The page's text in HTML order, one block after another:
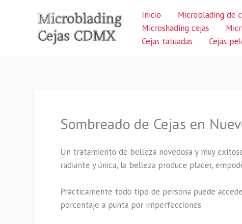
Inicio Microblading de
Microshading cejas
Cejas tatuadas
Cejas
Sombreado de Cejas en
Un tratamiento de belleza novedosa y muy
radiante y única, la belleza produce placer,
Prácticamente todo tipo de persona puede
porcentaje a punta por imperfecciones.